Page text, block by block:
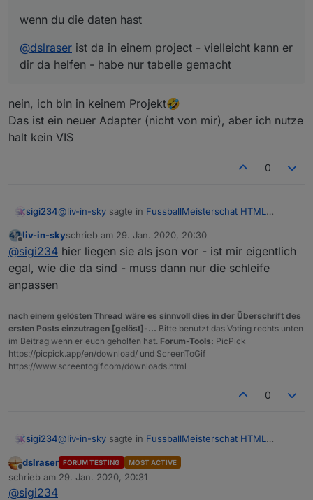
bei variableanzahlSpiele
abgeschlossenen spiele gezeigt und die 9
nächsten anstehenden (erstes bild)
anzahlSpiele
abgeschlossenen spiele gezeigt - sonst nix
----------------
-------------------------------------------------------
einbinden der bundesliga-widget.de
https://forum.iobroker.net/post/457248
sonderheit beim spielstände script:
bei variableanzahlSpiele=9 und
nextComingGamesist 0 , werden die letzten 9
(zweites bild)
----------------
es gibt auch eine andere lösung
https://forum.iobroker.net/post/457248
wenn du die daten hast
@dslraser ist da in einem project - vielleicht kann er
dir da helfen - habe nur tabelle gemacht
nein, ich bin in keinem Projekt🤣
Das ist ein neuer Adapter (nicht von mir), aber ich nutze
halt kein VIS
0
sigi234@liv-in-sky sagte in FussballMeisterschat HTML
wenn du die daten hast
Offline
liv-in-skyschrieb am 29. Jan. 2020, 20:30
zuletzt editiert von
@sigi234 hier liegen sie als json vor - ist mir eigentlich
egal, wie die da sind - muss dann nur die schleife
anpassen
nach einem gelösten Thread wäre es sinnvoll dies in der Überschrift des
ersten Posts einzutragen [gelöst]-... Bitte benutzt das Voting rechts unten
im Beitrag wenn er euch geholfen hat. Forum-Tools: PicPick
https://picpick.app/en/download/ und ScreenToGif
https://www.screentogif.com/downloads.html
0
sigi234@liv-in-sky sagte in FussballMeisterschat HTML
wenn du die daten hast
Offline
dslraser FORUM TESTING MOST ACTIVE
schrieb am 29. Jan. 2020, 20:31
zuletzt editiert von
@sigi234